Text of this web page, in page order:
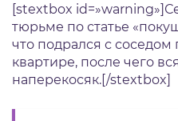
[stextbox
тюрьме по статье
что подрался с
квартире, после чего
наперекосяк.[/stextbox]